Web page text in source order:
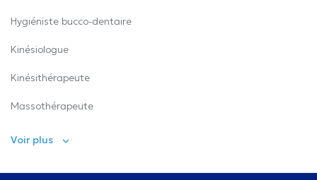
Hygiéniste bucco-dentaire
Kinésiologue
Kinésithérapeute
Massothérapeute
Voir plus